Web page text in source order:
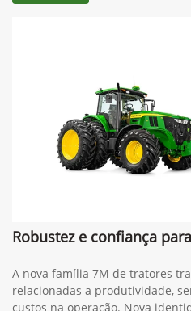
Robustez e confiança
A nova família 7M de tratores
relacionadas a produtividade,
custos na operação. Nova